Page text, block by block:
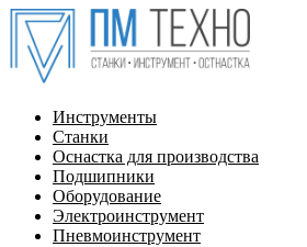
Инструменты
Станки
Оснастка для производства
Подшипники
Оборудование
Электроинструмент
Пневмоинструмент